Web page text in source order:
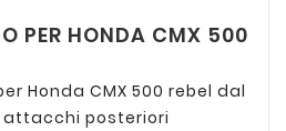
PER HONDA CMX 500
Honda CMX 500 rebel dal
attacchi posteriori